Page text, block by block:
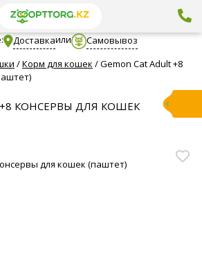
Доставкаили
Самовывоз
/Корм для кошек /Gemon Cat Adult +8
+8 КОНСЕРВЫ ДЛЯ КОШЕК